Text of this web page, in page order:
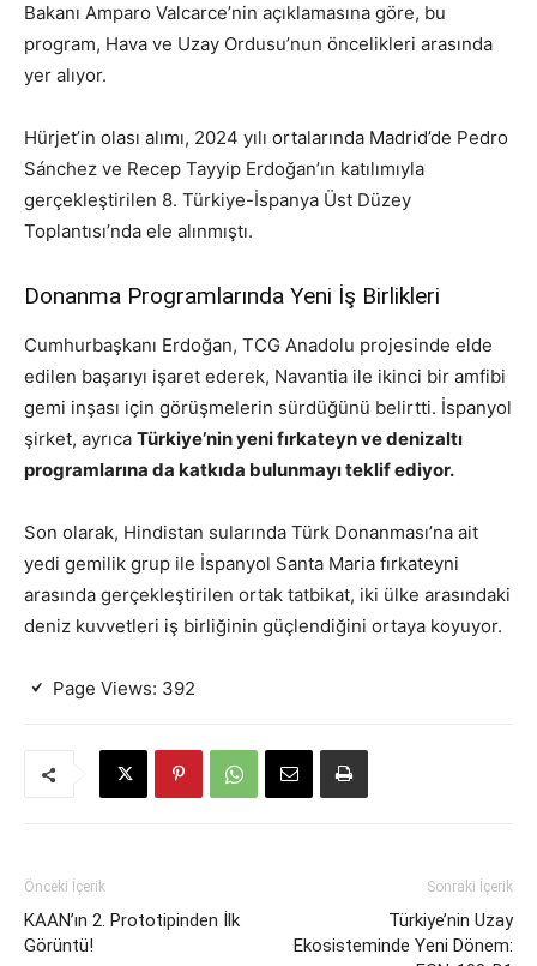
Bakanı Amparo Valcarce’nin açıklamasına göre, bu
program, Hava ve Uzay Ordusu’nun öncelikleri arasında
yer alıyor.
Hürjet’in olası alımı, 2024 yılı ortalarında Madrid’de Pedro
Sánchez ve Recep Tayyip Erdoğan’ın katılımıyla
gerçekleştirilen 8. Türkiye-İspanya Üst Düzey
Toplantısı’nda ele alınmıştı.
Donanma Programlarında Yeni İş Birlikleri
Cumhurbaşkanı Erdoğan, TCG Anadolu projesinde elde
edilen başarıyı işaret ederek, Navantia ile ikinci bir amfibi
gemi inşası için görüşmelerin sürdüğünü belirtti. İspanyol
şirket, ayrıca Türkiye’nin yeni fırkateyn ve denizaltı
programlarına da katkıda bulunmayı teklif ediyor.
Son olarak, Hindistan sularında Türk Donanması’na ait
yedi gemilik grup ile İspanyol Santa Maria fırkateyni
arasında gerçekleştirilen ortak tatbikat, iki ülke arasındaki
deniz kuvvetleri iş birliğinin güçlendiğini ortaya koyuyor.
Page Views: 392
Önceki İçerik
KAAN’ın 2. Prototipinden İlk
Görüntü!
Sonraki İçerik
Türkiye’nin Uzay
Ekosisteminde Yeni Dönem: